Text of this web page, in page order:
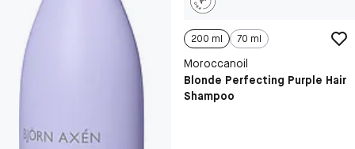
200 ml 70 ml
Moroccanoil
Blonde Perfecting Purple Hair
Shampoo